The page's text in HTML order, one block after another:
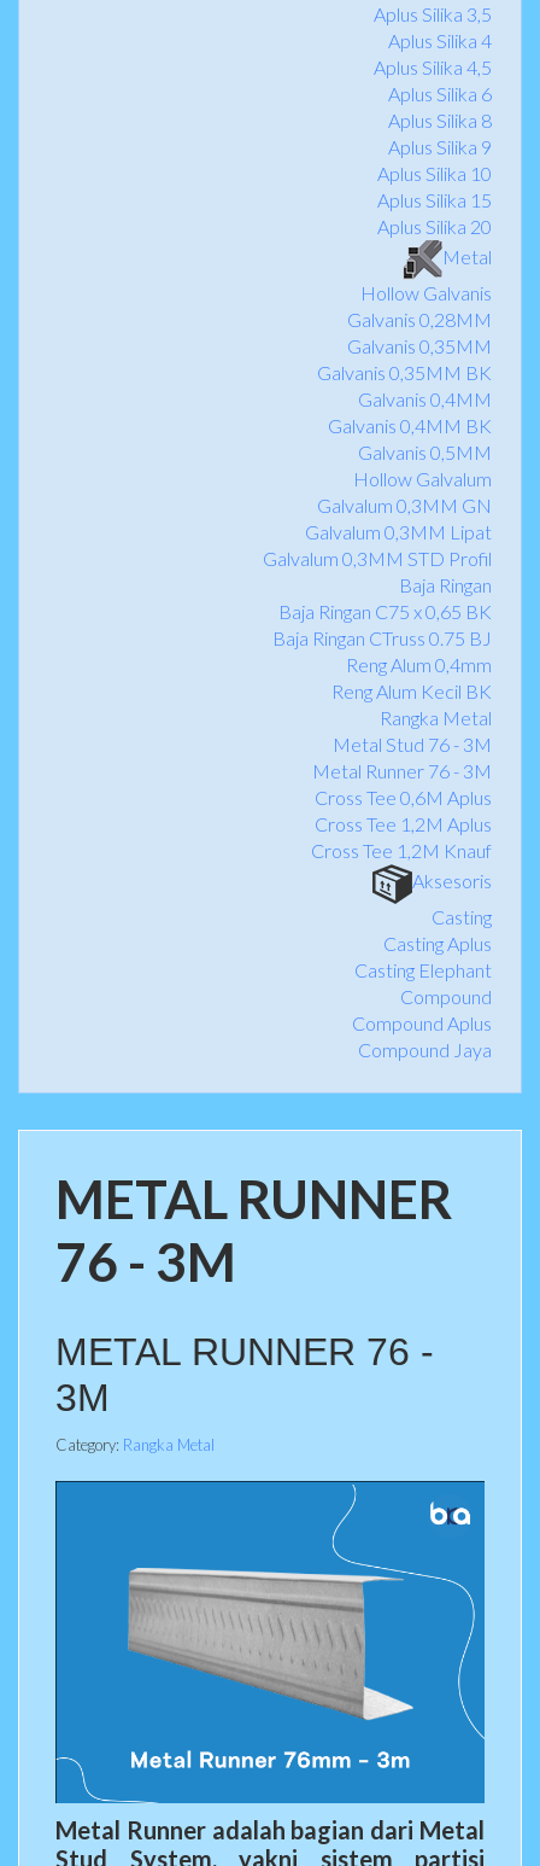
Aplus Silika 3,5
Aplus Silika 4
Aplus Silika 4,5
Aplus Silika 6
Aplus Silika 8
Aplus Silika 9
Aplus Silika 10
Aplus Silika 15
Aplus Silika 20
Metal
Hollow Galvanis
Galvanis 0,28MM
Galvanis 0,35MM
Galvanis 0,35MM BK
Galvanis 0,4MM
Galvanis 0,4MM BK
Galvanis 0,5MM
Hollow Galvalum
Galvalum 0,3MM GN
Galvalum 0,3MM Lipat
Galvalum 0,3MM STD Profil
Baja Ringan
Baja Ringan C75 x 0,65 BK
Baja Ringan CTruss 0.75 BJ
Reng Alum 0,4mm
Reng Alum Kecil BK
Rangka Metal
Metal Stud 76 - 3M
Metal Runner 76 - 3M
Cross Tee 0,6M Aplus
Cross Tee 1,2M Aplus
Cross Tee 1,2M Knauf
Aksesoris
Casting
Casting Aplus
Casting Elephant
Compound
Compound Aplus
Compound Jaya
METAL RUNNER
76 - 3M
METAL RUNNER 76 -
3M
Category: Rangka Metal
Metal Runner adalah bagian dari Metal
Stud System, yakni sistem partisi